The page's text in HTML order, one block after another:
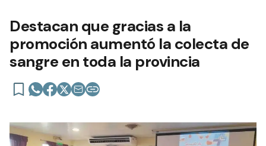
Destacan que gracias a la
promoción aumentó la colecta de
sangre en toda la provincia